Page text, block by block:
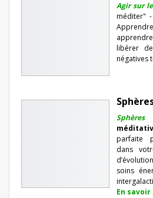
Agir sur
méditer"
libérer
négatives
Sphères:
parfaite
dans
soins
En